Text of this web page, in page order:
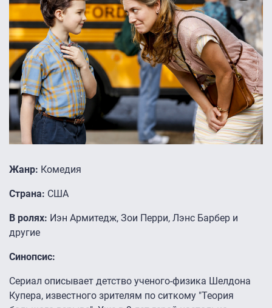
Жанр: Комедия
Страна: США
В ролях: Иэн Армитедж, Зои Перри, Лэнс Барбер и
другие
Синопсис:
Сериал описывает детство ученого-физика Шелдона
Купера, известного зрителям по ситкому "Теория